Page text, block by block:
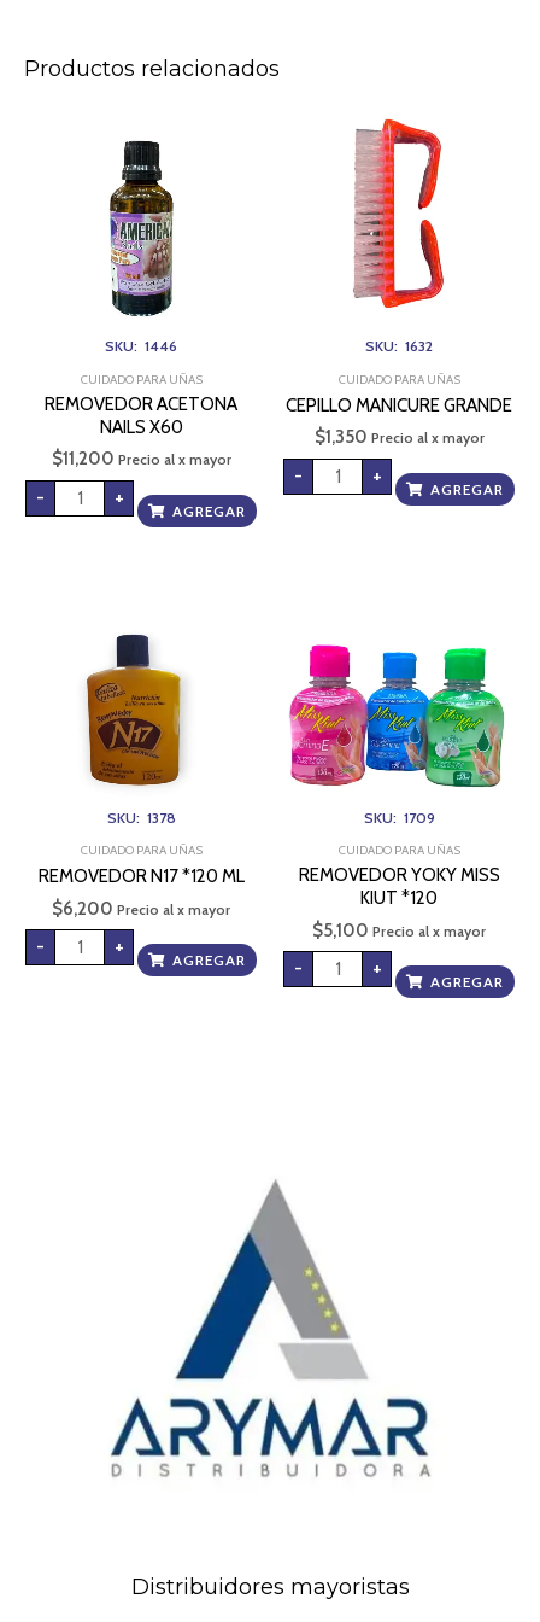
Productos relacionados
SKU: 1446
CUIDADO PARA UÑAS
REMOVEDOR ACETONA
NAILS X60
$11,200 Precio al x mayor
- +
AGREGAR
SKU: 1632
CUIDADO PARA UÑAS
CEPILLO MANICURE GRANDE
$1,350 Precio al x mayor
-
MANICURE
GRANDE
cantidad
+
AGREGAR
SKU: 1378
CUIDADO PARA UÑAS
REMOVEDOR N17 *120 ML
$6,200 Precio al x mayor
- +
AGREGAR
SKU: 1709
CUIDADO PARA UÑAS
REMOVEDOR YOKY MISS
KIUT *120
$5,100 Precio al x mayor
-
cantidad
+
AGREGAR
Distribuidores mayoristas